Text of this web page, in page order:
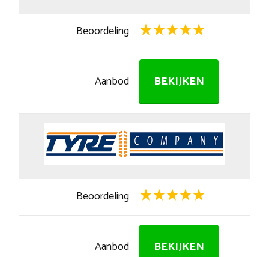
Beoordeling
Aanbod BEKIJKEN
Beoordeling
Aanbod BEKIJKEN